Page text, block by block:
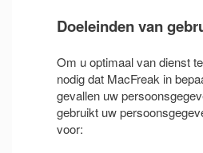
Doeleinden van
Om u optimaal van dienst
nodig dat MacFreak in
gevallen uw
gebruikt uw
voor: